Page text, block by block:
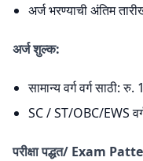
अर्ज भरण्याची अंतिम
अर्ज शुल्क:
सामान्य वर्ग वर्ग साठी:
SC / ST/OBC/EWS
परीक्षा पद्धत/ Exam